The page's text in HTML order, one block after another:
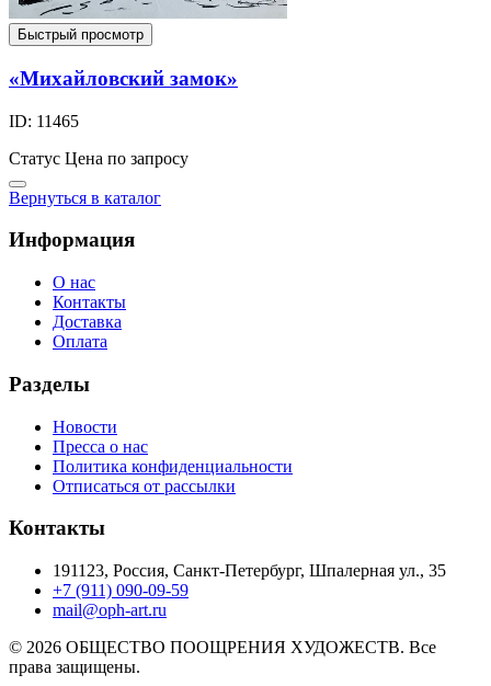
Быстрый просмотр
«Михайловский замок»
ID: 11465
Статус Цена по запросу
Вернуться в каталог
Информация
О нас
Контакты
Доставка
Оплата
Разделы
Новости
Пресса о нас
Политика конфиденциальности
Отписаться от рассылки
Контакты
191123, Россия, Санкт-Петербург, Шпалерная ул., 35
+7 (911) 090-09-59
mail@oph-art.ru
© 2026 ОБЩЕСТВО ПООЩРЕНИЯ ХУДОЖЕСТВ. Все
права защищены.